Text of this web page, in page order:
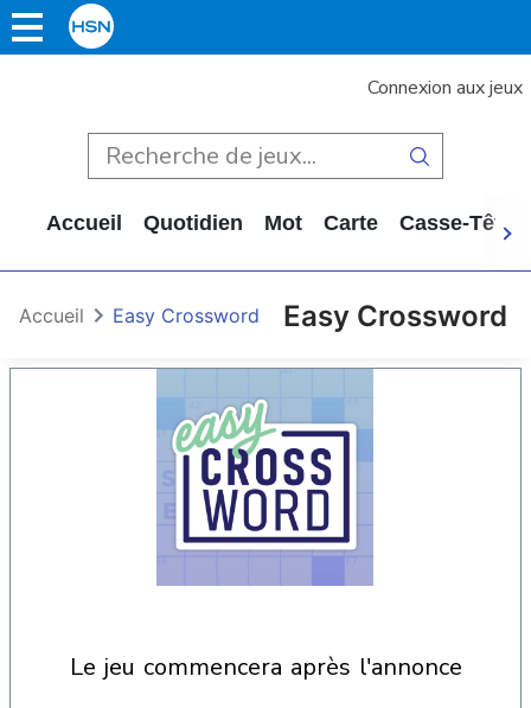
Connexion aux jeux
Accueil Quotidien Mot Carte Casse-Tête
Easy Crossword
Accueil Easy Crossword
le jeu commencera après l'annonce